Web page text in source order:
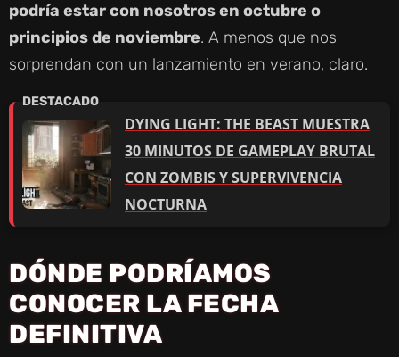
podría estar con nosotros en octubre o
principios de noviembre. A menos que nos
sorprendan con un lanzamiento en verano, claro.
DYING LIGHT: THE BEAST MUESTRA
30 MINUTOS DE GAMEPLAY BRUTAL
CON ZOMBIS Y SUPERVIVENCIA
NOCTURNA
DÓNDE PODRÍAMOS
CONOCER LA FECHA
DEFINITIVA